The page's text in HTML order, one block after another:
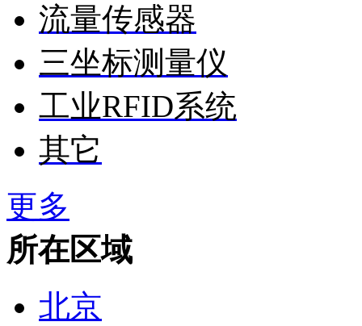
流量传感器
三坐标测量仪
工业RFID系统
其它
更多
所在区域
北京